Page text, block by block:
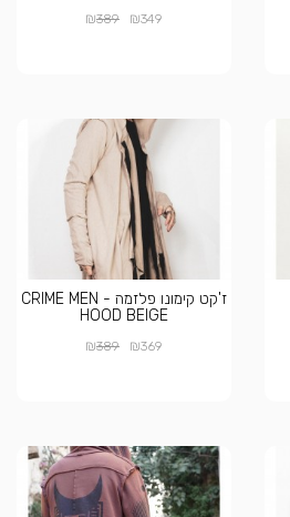
₪349
₪389
ז'קט קימונו פלזמה - CRIME MEN
HOOD BEIGE
₪369
₪389